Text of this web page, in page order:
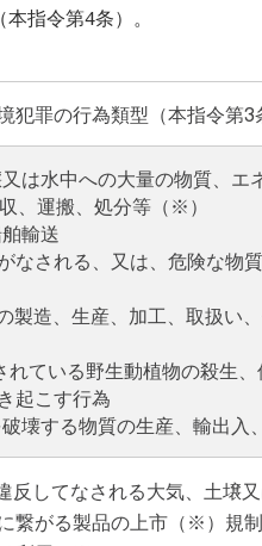
指令第4条）。
犯罪の行為類型（本指令第3
は水中への大量の物質、エ
、運搬、処分等（※）
輸送
なされる、又は、危険な物
製造、生産、加工、取扱い
れている野生動植物の殺生
起こす行為
壊する物質の生産、輸出入
反してなされる大気、土壌
繋がる製品の上市（※）規